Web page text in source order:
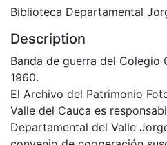
Biblioteca Departamental
Description
Banda de guerra del Colegio
1960.
El Archivo del Patrimonio
Valle del Cauca es
Departamental del Valle